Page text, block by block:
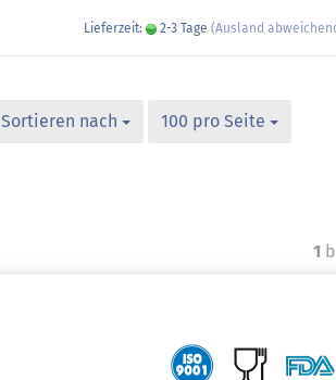
Lieferzeit: 2-3 Tage (Ausland
Sortieren nach 100 pro Seite
1